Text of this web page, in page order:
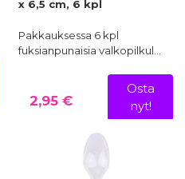
x 6,5 cm, 6 kpl
Pakkauksessa 6 kpl
fuksianpunaisia valkopilkul…
2,95 €
Osta
nyt!